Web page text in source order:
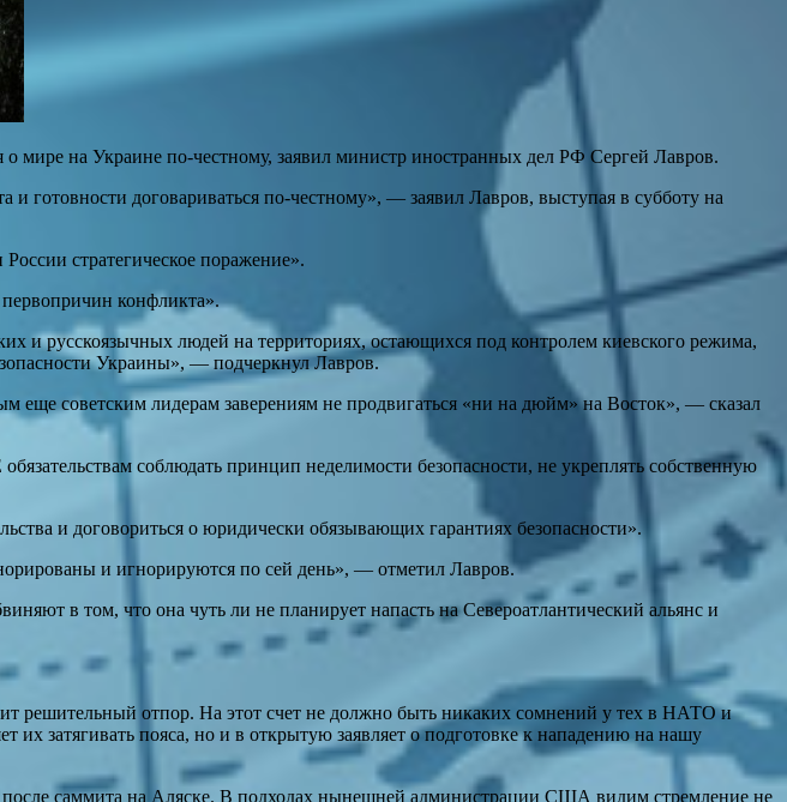
мире на Украине по-честному, заявил министр иностранных дел РФ Сергей Лавров.
готовности договариваться по-честному», — заявил Лавров, выступая в субботу на
стратегическое поражение».
первопричин конфликта».
и русскоязычных людей на территориях, остающихся под контролем киевского режима,
Украины», — подчеркнул Лавров.
советским лидерам заверениям не продвигаться «ни на дюйм» на Восток», — сказал
соблюдать принцип неделимости безопасности, не укреплять собственную
и договориться о юридически обязывающих гарантиях безопасности».
и игнорируются по сей день», — отметил Лавров.
в том, что она чуть ли не планирует напасть на Североатлантический альянс и
решительный отпор. На этот счет не должно быть никаких сомнений у тех в НАТО и
их затягивать пояса, но и в открытую заявляет о подготовке к нападению на нашу
саммита на Аляске. В подходах нынешней администрации США видим стремление не